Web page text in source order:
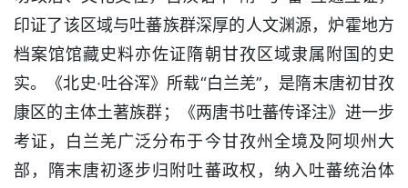
印证了该区域与吐蕃族群深厚的人文渊源，炉霍地方
档案馆馆藏史料亦佐证隋朝甘孜区域隶属附国的史
实。《北史·吐谷浑》所载“白兰羌”，是隋末唐初甘孜
康区的主体土著族群；《两唐书吐蕃传译注》进一步
考证，白兰羌广泛分布于今甘孜州全境及阿坝州大
部，隋末唐初逐步归附吐蕃政权，纳入吐蕃统治体